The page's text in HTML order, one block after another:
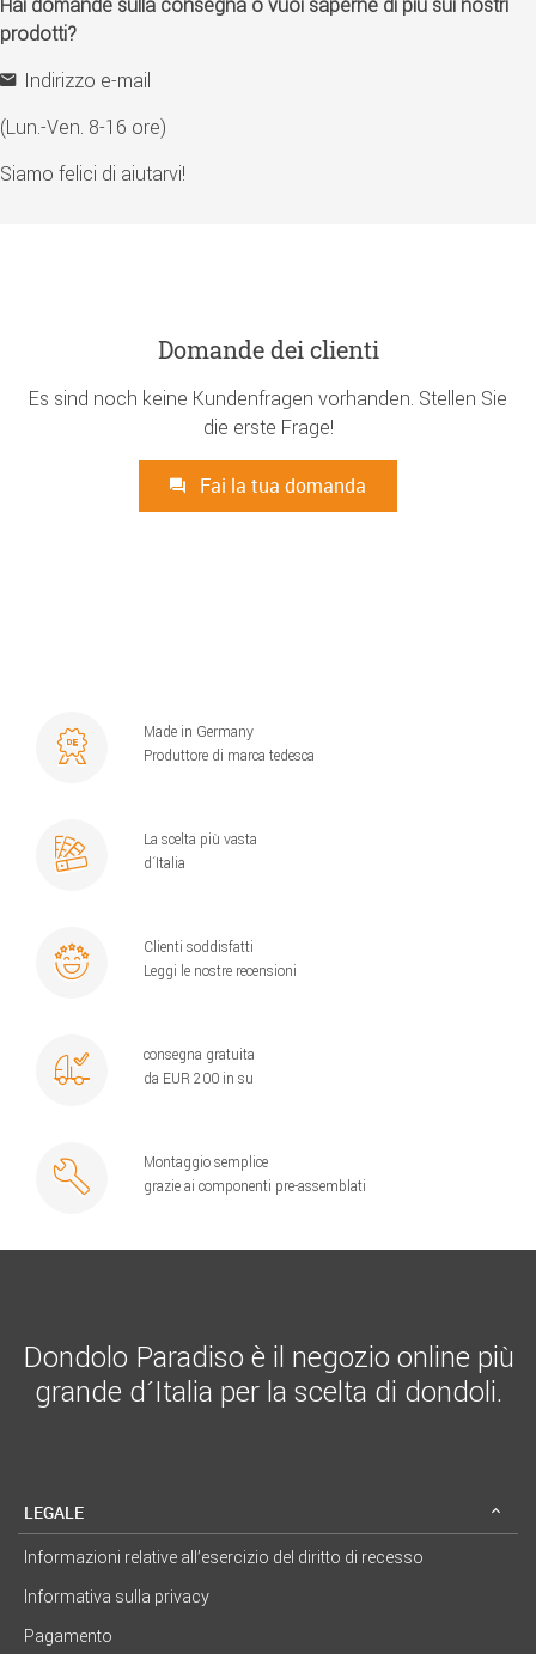
prodotti?
Indirizzo e-mail
(Lun.-Ven. 8-16 ore)
Siamo felici di aiutarvi!
Domande dei clienti
Es sind noch keine Kundenfragen vorhanden. Stellen Sie
die erste Frage!
Fai la tua domanda
Made in Germany
Produttore di marca tedesca
La scelta più vasta
d´Italia
Clienti soddisfatti
Leggi le nostre recensioni
consegna gratuita
da EUR 200 in su
Montaggio semplice
grazie ai componenti pre-assemblati
Dondolo Paradiso è il negozio online più
grande d´Italia per la scelta di dondoli.
LEGALE
Informazioni relative all’esercizio del diritto di recesso
Informativa sulla privacy
Pagamento